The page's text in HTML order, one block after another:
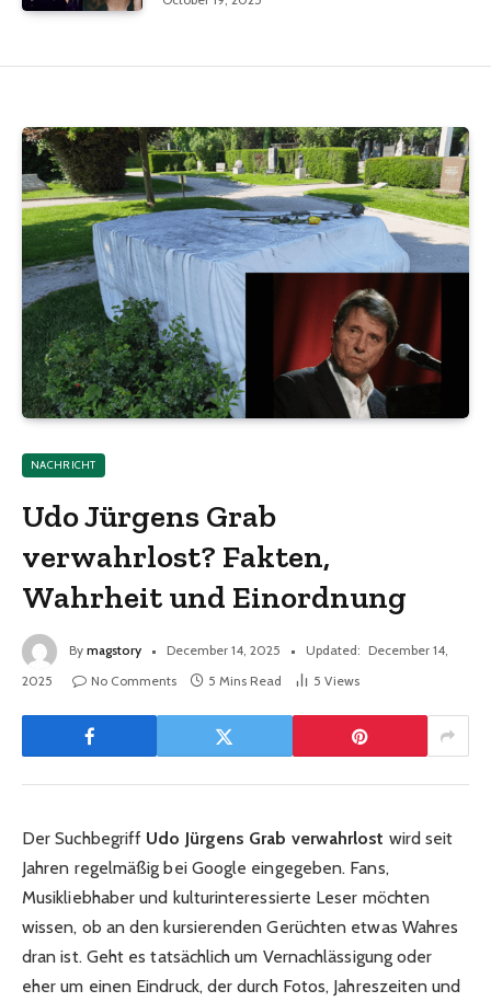
NACHRICHT
Udo Jürgens Grab
verwahrlost? Fakten,
Wahrheit und Einordnung
By magstory December 14, 2025 Updated: December 14,
2025
No Comments 5 Mins Read 5 Views
Der Suchbegriff Udo Jürgens Grab verwahrlost wird seit
Jahren regelmäßig bei Google eingegeben. Fans,
Musikliebhaber und kulturinteressierte Leser möchten
wissen, ob an den kursierenden Gerüchten etwas Wahres
dran ist. Geht es tatsächlich um Vernachlässigung oder
eher um einen Eindruck, der durch Fotos, Jahreszeiten und